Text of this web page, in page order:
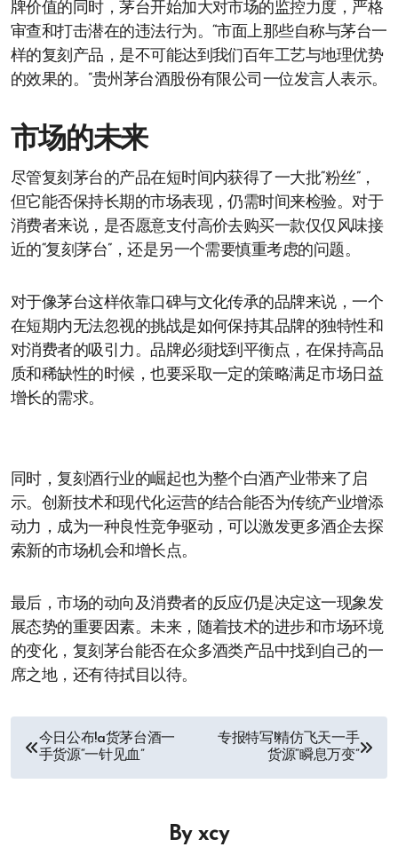
牌价值的同时，茅台开始加大对市场的监控力度，严格
审查和打击潜在的违法行为。“市面上那些自称与茅台一
样的复刻产品，是不可能达到我们百年工艺与地理优势
的效果的。”贵州茅台酒股份有限公司一位发言人表示。
市场的未来
尽管复刻茅台的产品在短时间内获得了一大批“粉丝”，
但它能否保持长期的市场表现，仍需时间来检验。对于
消费者来说，是否愿意支付高价去购买一款仅仅风味接
近的“复刻茅台”，还是另一个需要慎重考虑的问题。
对于像茅台这样依靠口碑与文化传承的品牌来说，一个
在短期内无法忽视的挑战是如何保持其品牌的独特性和
对消费者的吸引力。品牌必须找到平衡点，在保持高品
质和稀缺性的时候，也要采取一定的策略满足市场日益
增长的需求。
同时，复刻酒行业的崛起也为整个白酒产业带来了启
示。创新技术和现代化运营的结合能否为传统产业增添
动力，成为一种良性竞争驱动，可以激发更多酒企去探
索新的市场机会和增长点。
最后，市场的动向及消费者的反应仍是决定这一现象发
展态势的重要因素。未来，随着技术的进步和市场环境
的变化，复刻茅台能否在众多酒类产品中找到自己的一
席之地，还有待拭目以待。
文
章
今日公布!a货茅台酒一
手货源“一针见血”
专报特写!精仿飞天一手
货源“瞬息万变”
By xcy